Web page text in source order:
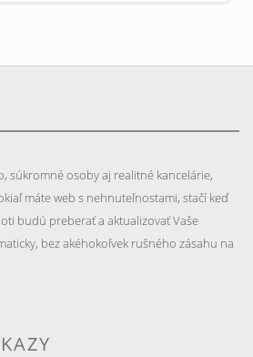
súkromné osoby aj realitné kancelárie,
máte web s nehnuteľnostami, stačí keď
budú preberať a aktualizovať Vaše
bez akéhokoľvek rušného zásahu na